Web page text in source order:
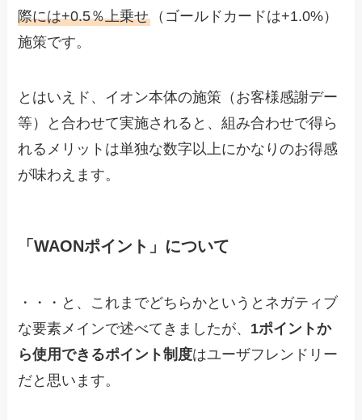
際には+0.5％上乗せ （ゴールドカードは+1.0%）
施策です。
とはいえド、イオン本体の施策（お客様感謝デー
等）と合わせて実施されると、組み合わせで得ら
れるメリットは単独な数字以上にかなりのお得感
が味わえます。
「WAONポイント」について
・・・と、これまでどちらかというとネガティブ
な要素メインで述べてきましたが、 1ポイントか
ら使用できるポイント制度はユーザフレンドリー
だと思います。